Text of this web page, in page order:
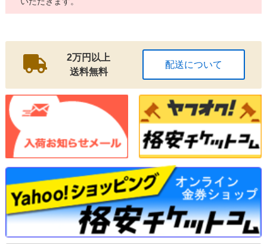
2万円以上
送料無料
配送について